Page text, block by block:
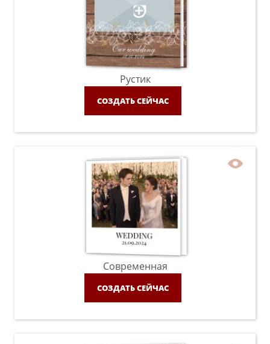
Рустик
СОЗДАТЬ СЕЙЧАС
Современная
СОЗДАТЬ СЕЙЧАС